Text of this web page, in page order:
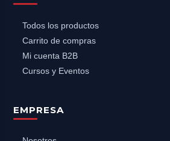
Todos los productos
Carrito de compras
Mi cuenta B2B
Cursos y Eventos
EMPRESA